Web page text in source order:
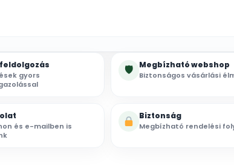
gyors
🛡 Megbízható webshop
Biztonságos vásárlási
és e-mailben is
Biztonság
Megbízható rendelési